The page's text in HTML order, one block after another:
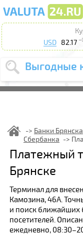
USD
82.17
Выгодные
Выберите
курс от
Выберите
действие:
Банки Брянска
Сбербанка
Платежный
Брянске
Терминал для
Камозина, 46А.
и поиск ближайших
посетителей.
ежедневно,